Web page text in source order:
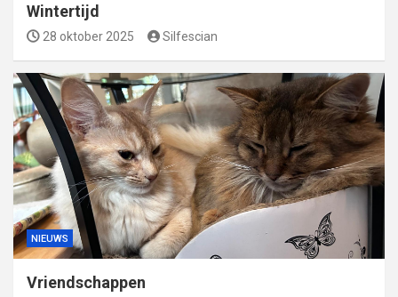
Wintertijd
28 oktober 2025 Silfescian
NIEUWS
Vriendschappen